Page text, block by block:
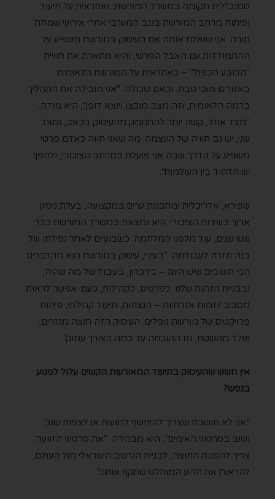
סמנכ"לית תקומה במשרד המורשת, ואחראית על תיעוד
ופיתוח מרחב המורשת בנגב המערבי אחרי אירועי שמחת
תורה. אני שואלת אותה אם העיסוק במורשת משפיע על
ההתמודדות עם האבל הפרטי, והיא מתארת את חוויית
"הכובע הכפול" – כאחראית על המורשת הלאומית
באזורים מוכי טבח, וכאם שכולה. "אני מובילה את התהליך
ברמה הלאומית, וזה מצב מוקצן ויוצא דופן", היא מודה.
"מצד אחד, קשה יותר להתחמק מהעיסוק בכאב, ומצד
שני, יש גם חוויה של העצמה. מה שאני חווה כאדם פרטי
משפיע על הדרך שבה אני פועלת במרחב הציבורי, ולהפך.
יש הדהוד בין העולמות".
שפירא, אדריכלית ומתכננת ערים במקצועה, בעלת ניסיון
ארוך בשירות הציבורי. היא נמצאת במשרד המורשת כבר
שש שנים, עוד מלפני המלחמה. כשבועיים לאחר נפילתו של
בנה חזרה לעבודתה. "בעיניי, עיסוק במורשת הוא מהדברים
הכי חשובים שיש היום – בזיכרון, בעיבוד של מה שהיה,
ובבניית הזהות שלנו. כפרטים, כקהילות, כעם. אפשר לראות
מסביב יוזמות אזרחיות – הנצחות, תיעוד קהילתי, פיתוח
פרויקטים של מורשת נופלים. העיסוק הזה חוצה מגזרים,
ונולד מהשטח, וזו ההוכחה עד כמה הצורך עמוק".
אין חשש שהעיסוק בתיעוד המאורעות הקשים עלול לפגוע
בנפש?
"אני לא חושבת שצריך להיחשף לזוועות או לצפות שוב
ושוב בסרטוני האימים", היא מבהירה. "את סרטוני הזוועה
צריך להפנות החוצה, לבניית הנרטיב הישראלי מול העולם,
להראות את הרוע המוחלט שתקף אותנו".